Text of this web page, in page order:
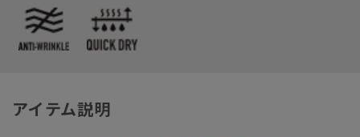
アイテム説明